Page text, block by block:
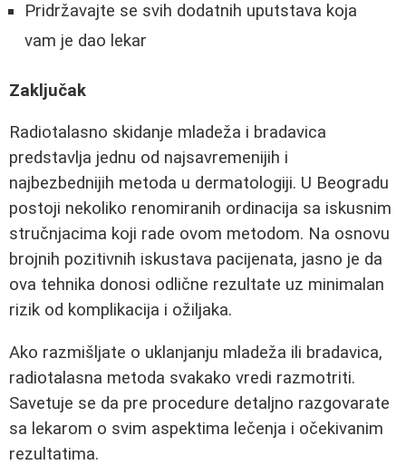
Pridržavajte se svih dodatnih uputstava koja
vam je dao lekar
Zaključak
Radiotalasno skidanje mladeža i bradavica
predstavlja jednu od najsavremenijih i
najbezbednijih metoda u dermatologiji. U Beogradu
postoji nekoliko renomiranih ordinacija sa iskusnim
stručnjacima koji rade ovom metodom. Na osnovu
brojnih pozitivnih iskustava pacijenata, jasno je da
ova tehnika donosi odlične rezultate uz minimalan
rizik od komplikacija i ožiljaka.
Ako razmišljate o uklanjanju mladeža ili bradavica,
radiotalasna metoda svakako vredi razmotriti.
Savetuje se da pre procedure detaljno razgovarate
sa lekarom o svim aspektima lečenja i očekivanim
rezultatima.